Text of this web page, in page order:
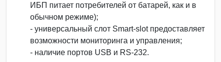
ИБП питает потребителей от батарей, как и в
обычном режиме);
- универсальный слот Smart-slot предоставляет
возможности мониторинга и управления;
- наличие портов USB и RS-232.